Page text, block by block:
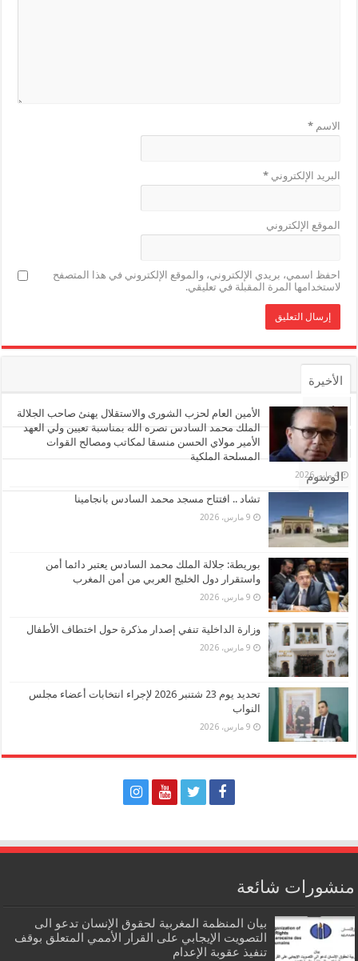
الاسم*
البريد الإلكتروني*
الموقع الإلكتروني
احفظ اسمي، بريدي الإلكتروني، والموقع الإلكتروني في هذا المتصفح
لاستخدامها المرة المقبلة في تعليقي.
الأخيرة
الأشهر
تعليقات
الوسوم
الأمين العام لحزب الشورى والاستقلال يهنئ صاحب الجلالة
الملك محمد السادس نصره الله بمناسبة تعيين ولي العهد
الأمير مولاي الحسن منسقا لمكاتب ومصالح القوات
المسلحة الملكية
4 مايو، 2026
تشاد .. افتتاح مسجد محمد السادس بانجامينا
9 مارس، 2026
بوريطة: جلالة الملك محمد السادس يعتبر دائما أمن
واستقرار دول الخليج العربي من أمن المغرب
9 مارس، 2026
وزارة الداخلية تنفي إصدار مذكرة حول اختطاف الأطفال
9 مارس، 2026
تحديد يوم 23 شتنبر 2026 لإجراء انتخابات أعضاء مجلس
النواب
9 مارس، 2026
منشورات شائعة
بيان المنظمة المغربية لحقوق الإنسان تدعو الى
التصويت الإيجابي على القرار الأممي المتعلق بوقف
تنفيذ عقوبة الإعدام